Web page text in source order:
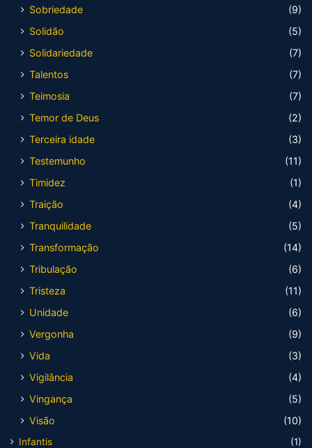
Sobriedade
(9)
Solidão
(5)
Solidariedade
(7)
Talentos
(7)
Teimosia
(7)
Temor de Deus
(2)
Terceira idade
(3)
Testemunho
(11)
Timidez
(1)
Traição
(4)
Tranquilidade
(5)
Transformação
(14)
Tribulação
(6)
Tristeza
(11)
Unidade
(6)
Vergonha
(9)
Vida
(3)
Vigilância
(4)
Vingança
(5)
Visão
(10)
Infantis
(1)